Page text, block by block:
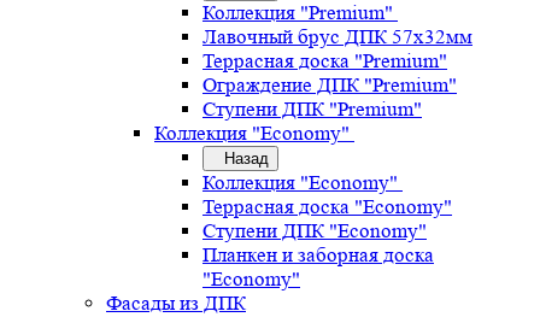
Коллекция "Premium"
Лавочный брус ДПК 57х32мм
Террасная доска "Premium"
Ограждение ДПК "Premium"
Ступени ДПК "Premium"
Коллекция "Economy"
Назад
Коллекция "Economy"
Террасная доска "Economy"
Ступени ДПК "Economy"
Планкен и заборная доска
"Economy"
Фасады из ДПК